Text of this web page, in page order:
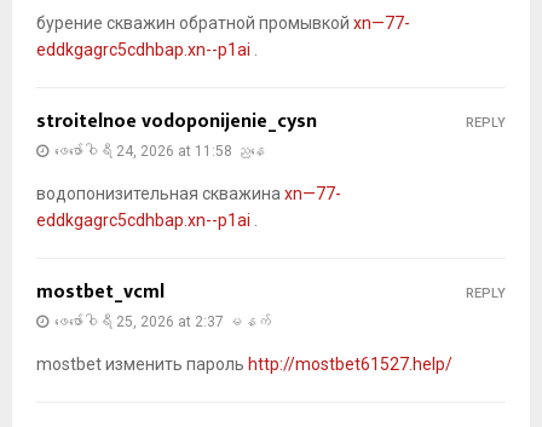
бурение скважин обратной промывкой xn—77-
eddkgagrc5cdhbap.xn--p1ai .
stroitelnoe vodoponijenie_cysn
ဖေ‌ဖော်ဝါရီ 24, 2026 at 11:58 ညနေ
водопонизительная скважинаxn—77-
eddkgagrc5cdhbap.xn--p1ai .
REPLY
mostbet_vcml
ဖေ‌ဖော်ဝါရီ 25, 2026 at 2:37 မနက်
mostbet изменить пароль http://mostbet61527.help/
REPLY